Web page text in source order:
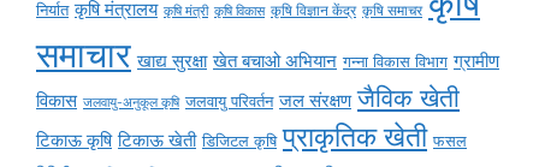
निर्यात कृषि मंत्रालय कृषि मंत्री कृषि विकास कृषि विज्ञान केंद्र कृषि समाचर
समाचार खाद्य सुरक्षा खेत बचाओ अभियान गन्ना विकास विभाग ग्रामीण
विकास जलवायु-अनुकूल कृषि जलवायु परिवर्तन जल संरक्षण जैविक खेती
टिकाऊ कृषि टिकाऊ खेती डिजिटल कृषि प्राकृतिक खेती फसल